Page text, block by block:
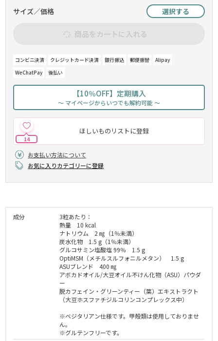
サイズ／価格 選択する
商品をカートに入れる
コンビニ決済 クレジットカード決済 銀行振込 郵便振替
Alipay
WeChatPay
後払い
【10％OFF】定期購入
～ マイページからいつでも解約可能 ～
ほしいものリストに登録
14
お支払い方法について
お気に入りカテゴリーに登録
成分
3粒あたり：
熱量 10 kcal
ナトリウム 2 ㎎（1％未満）
炭水化物 1.5 g（1％未満）
グルコサミン塩酸塩 99％ 1.5 g
OptiMSM（メチルスルフォニルメタン） 1.5 g
ASUブレンド 400 ㎎
アボカドオイル/大豆オイル不けん化物（ASU）パウダ
ー
脱カフェイン・グリーンティー（葉）エキストラクト
（大豆ホスファチジルコリンコンプレックス中）
※ベジタリアン仕様です。甲殻類は使用しておりませ
ん。
※グルテンフリーです。